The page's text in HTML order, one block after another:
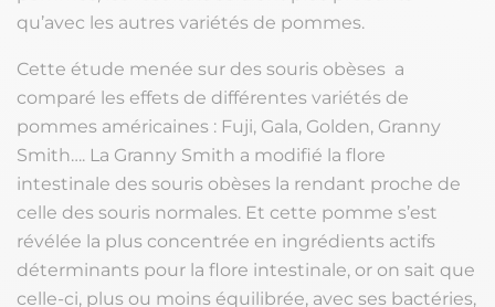
qu’avec les autres variétés de pommes.
Cette étude menée sur des souris obèses a
comparé les effets de différentes variétés de
pommes américaines : Fuji, Gala, Golden, Granny
Smith…. La Granny Smith a modifié la flore
intestinale des souris obèses la rendant proche de
celle des souris normales. Et cette pomme s’est
révélée la plus concentrée en ingrédients actifs
déterminants pour la flore intestinale, or on sait que
celle-ci, plus ou moins équilibrée, avec ses bactéries,